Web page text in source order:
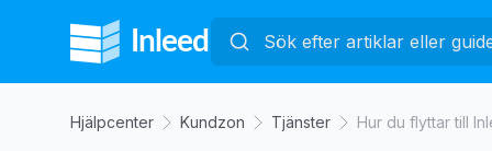
Hjälpcenter Kundzon Tjänster Hur du flyttar till